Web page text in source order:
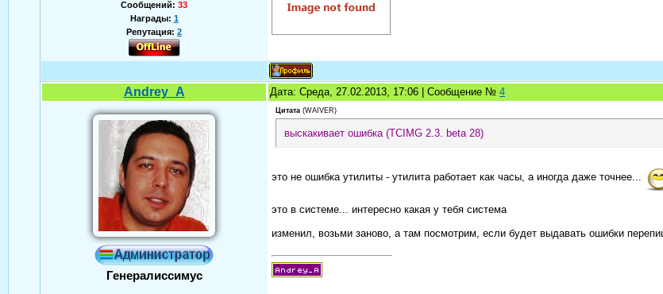
Сообщений: 33
Награды: 1
Репутация: 2
Andrey_A Дата: Среда, 27.02.2013, 17:06 | Сообщение № 4
Генералиссимус
Цитата (WAIVER)
выскакивает ошибка (TCIMG 2.3. beta 28)
это не ошибка утилиты - утилита работает как часы, а иногда даже точнее...
это в системе... интересно какая у тебя система
изменил, возьми заново, а там посмотрим, если будет выдавать ошибки